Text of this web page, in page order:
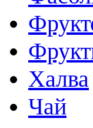
Халва
Чай